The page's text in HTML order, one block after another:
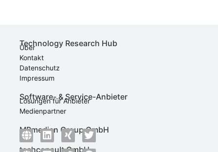
Technology Research Hub
Über
Kontakt
Datenschutz
Impressum
Software- & Service-Anbieter
Lösungen für Anbieter
Medienpartner
MBmedien Group GmbH
techconsult GmbH